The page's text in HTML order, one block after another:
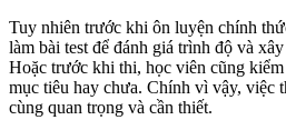
Tuy nhiên trước khi ôn luyện chính
làm bài test để đánh giá trình độ và
Hoặc trước khi thi, học viên cũng
mục tiêu hay chưa. Chính vì vậy, việc
cùng quan trọng và cần thiết.